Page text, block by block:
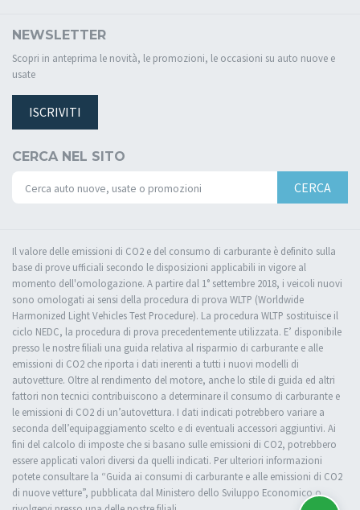
NEWSLETTER
Scopri in anteprima le novità, le promozioni, le occasioni su auto nuove e
usate
ISCRIVITI
CERCA NEL SITO
CERCA
Il valore delle emissioni di CO2 e del consumo di carburante è definito sulla
base di prove ufficiali secondo le disposizioni applicabili in vigore al
momento dell'omologazione. A partire dal 1° settembre 2018, i veicoli nuovi
sono omologati ai sensi della procedura di prova WLTP (Worldwide
Harmonized Light Vehicles Test Procedure). La procedura WLTP sostituisce il
ciclo NEDC, la procedura di prova precedentemente utilizzata. E’ disponibile
presso le nostre filiali una guida relativa al risparmio di carburante e alle
emissioni di CO2 che riporta i dati inerenti a tutti i nuovi modelli di
autovetture. Oltre al rendimento del motore, anche lo stile di guida ed altri
fattori non tecnici contribuiscono a determinare il consumo di carburante e
le emissioni di CO2 di un’autovettura. I dati indicati potrebbero variare a
seconda dell’equipaggiamento scelto e di eventuali accessori aggiuntivi. Ai
fini del calcolo di imposte che si basano sulle emissioni di CO2, potrebbero
essere applicati valori diversi da quelli indicati. Per ulteriori informazioni
potete consultare la “Guida ai consumi di carburante e alle emissioni di CO2
di nuove vetture”, pubblicata dal Ministero dello Sviluppo Economico o